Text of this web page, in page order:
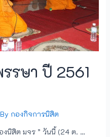
รษา ปี 2561
กองกิจการนิสิต
นิสิต มจร ” วันนี้ (24 ต. …